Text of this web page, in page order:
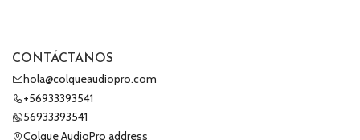
CONTÁCTANOS
hola@colqueaudiopro.com
+56933393541
56933393541
Colque AudioPro address